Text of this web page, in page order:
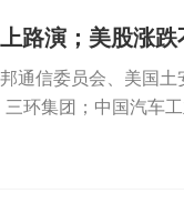
万元。作为国内具身
代表的乐观派认为，
身智能产业推荐评级
路演；美股涨
通信委员会、美国
环集团；中国汽车
指涨0.49%续创新高